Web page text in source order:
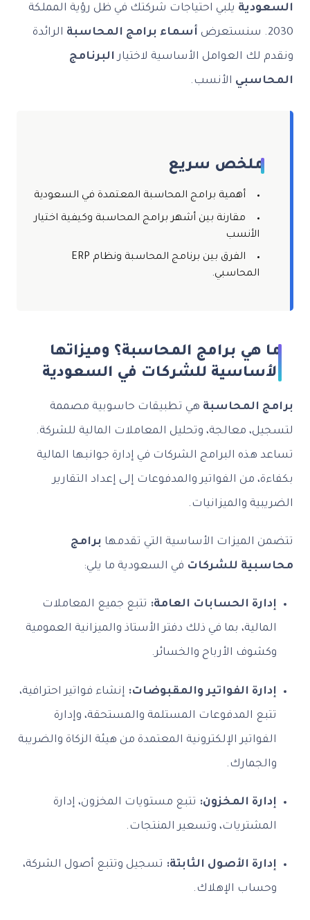
السعودية يلبي احتياجات شركتك في ظل رؤية المملكة
2030. سنستعرض أسماء برامج المحاسبة الرائدة
ونقدم لك العوامل الأساسية لاختيارالبرنامج
المحاسبي الأنسب.
ملخص سريع
أهمية برامج المحاسبة المعتمدة في السعودية
مقارنة بين أشهر برامج المحاسبة وكيفية اختيار
الأنسب
الفرق بين برنامج المحاسبة ونظام ERP
المحاسبي.
ما هي برامج المحاسبة؟ وميزاتها
الأساسية للشركات في السعودية
برامج المحاسبة هي تطبيقات حاسوبية مصممة
لتسجيل، معالجة، وتحليل المعاملات المالية للشركة.
تساعد هذه البرامج الشركات في إدارة جوانبها المالية
بكفاءة، من الفواتير والمدفوعات إلى إعداد التقارير
الضريبية والميزانيات.
تتضمن الميزات الأساسية التي تقدمها برامج
محاسبية للشركات في السعودية ما يلي:
إدارة الحسابات العامة: تتبع جميع المعاملات
المالية، بما في ذلك دفتر الأستاذ والميزانية العمومية
وكشوف الأرباح والخسائر.
إدارة الفواتير والمقبوضات: إنشاء فواتير احترافية،
تتبع المدفوعات المستلمة والمستحقة، وإدارة
الفواتير الإلكترونية المعتمدة من هيئة الزكاة والضريبة
والجمارك.
إدارة المخزون: تتبع مستويات المخزون، إدارة
المشتريات، وتسعير المنتجات.
إدارة الأصول الثابتة: تسجيل وتتبع أصول الشركة،
وحساب الإهلاك.